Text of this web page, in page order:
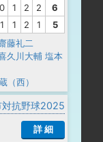
0 1 2 2
6
1 1 2 1
5
藤礼二
久川大輔 塩本
（西）
対抗野球2025
詳 細